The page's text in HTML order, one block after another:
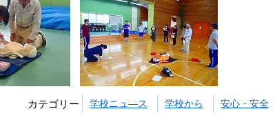
カテゴリー 学校ニュ―ス 学校から 安心・安全